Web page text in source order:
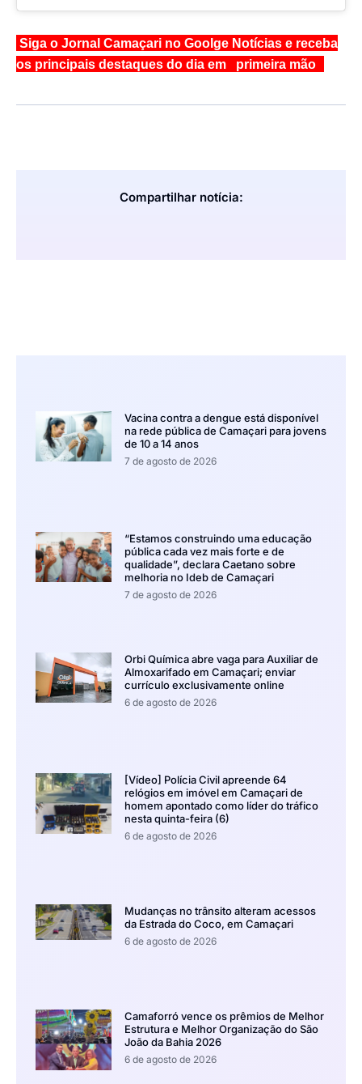
Siga o Jornal Camaçari no Goolge Notícias e receba
os principais destaques do dia em primeira mão
Compartilhar notícia:
Vacina contra a dengue está disponível
na rede pública de Camaçari para jovens
de 10 a 14 anos
7 de agosto de 2026
“Estamos construindo uma educação
pública cada vez mais forte e de
qualidade”, declara Caetano sobre
melhoria no Ideb de Camaçari
7 de agosto de 2026
Orbi Química abre vaga para Auxiliar de
Almoxarifado em Camaçari; enviar
currículo exclusivamente online
6 de agosto de 2026
[Vídeo] Polícia Civil apreende 64
relógios em imóvel em Camaçari de
homem apontado como líder do tráfico
nesta quinta-feira (6)
6 de agosto de 2026
Mudanças no trânsito alteram acessos
da Estrada do Coco, em Camaçari
6 de agosto de 2026
Camaforró vence os prêmios de Melhor
Estrutura e Melhor Organização do São
João da Bahia 2026
6 de agosto de 2026